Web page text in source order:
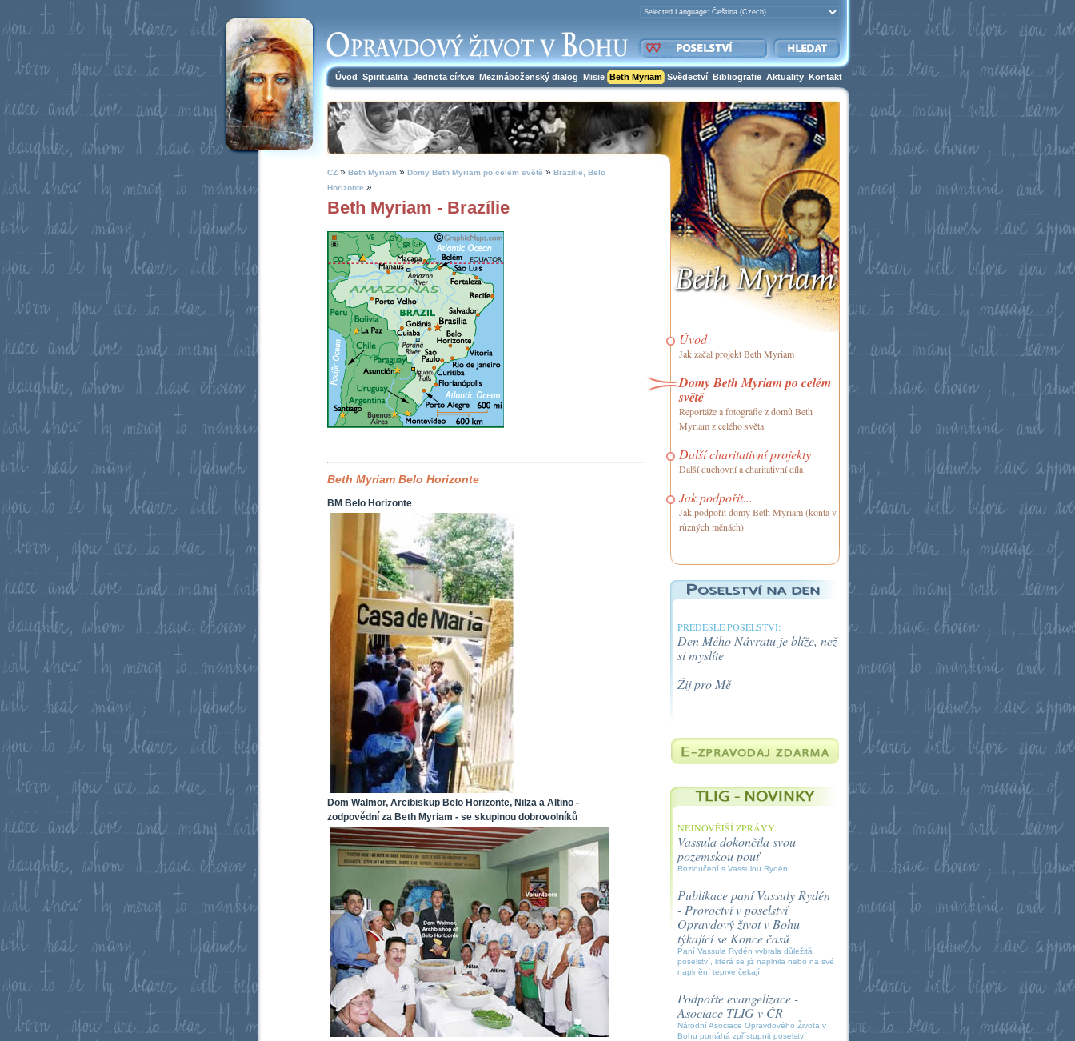
Úvod Spiritualita Jednota církve Mezináboženský dialog Misie Beth Myriam Svědectví Bibliografie Aktuality Kontakt
CZ » Beth Myriam » Domy Beth Myriam po celém světě » Brazílie, Belo
Horizonte »
Beth Myriam - Brazílie
Beth Myriam Belo Horizonte
BM Belo Horizonte
Dom Walmor, Arcibiskup Belo Horizonte, Nilza a Altino -
zodpovědní za Beth Myriam - se skupinou dobrovolníků
Úvod
Jak začal projekt Beth Myriam
Domy Beth Myriam po celém
světě
Reportáže a fotografie z domů Beth
Myriam z celého světa
Další charitativní projekty
Další duchovní a charitativní díla
Jak podpořit...
Jak podpořit domy Beth Myriam (konta v
různých měnách)
PŘEDEŠLÉ POSELSTVÍ:
Den Mého Návratu je blíže, než
si myslíte
Žij pro Mě
NEJNOVĚJŠÍ ZPRÁVY:
Vassula dokončila svou
pozemskou pouť
Rozloučení s Vassulou Rydén
Publikace paní Vassuly Rydén
- Proroctví v poselství
Opravdový život v Bohu
týkající se Konce časů
Paní Vassula Rydén vybrala důležitá
poselství, která se již naplnila nebo na své
naplnění teprve čekají.
Podpořte evangelizace -
Asociace TLIG v ČR
Národní Asociace Opravdového Života v
Bohu pomáhá zpřístupnit poselství